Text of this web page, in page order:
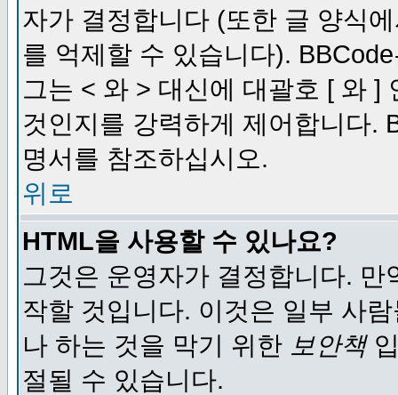
자가 결정합니다 (또한 글 양식
를 억제할 수 있습니다).
그는 < 와 > 대신에 대괄호 [ 와 ]
것인지를 강력하게 제어합니다.
명서를 참조하십시오.
위로
HTML을 사용할 수 있나요?
그것은 운영자가 결정합니다.
작할 것입니다. 이것은 일부 사
나 하는 것을 막기 위한 보안책
절될 수 있습니다.